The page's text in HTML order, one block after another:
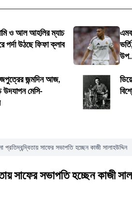
ও আল আহলির ম্যাচ
পর্দা উঠছে ফিফা ক্লাব
জন্মদিন আজ,
উদযাপন মেসি-
প্রতিদ্বন্দ্বিতায় সাফের সভাপতি হচ্ছেন কাজী সালাহউদ্দিন
সাফের সভাপতি হচ্ছেন কাজী